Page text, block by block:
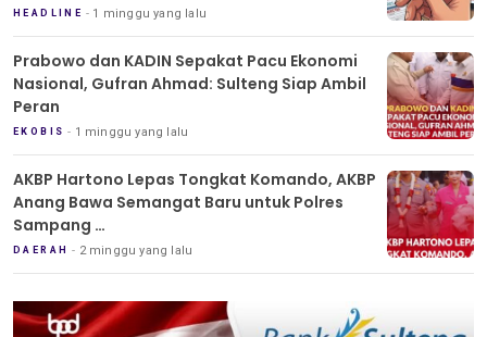
HEADLINE 1 minggu yang lalu
Prabowo dan KADIN Sepakat Pacu Ekonomi
Nasional, Gufran Ahmad: Sulteng Siap Ambil
Peran
EKOBIS 1 minggu yang lalu
AKBP Hartono Lepas Tongkat Komando, AKBP
Anang Bawa Semangat Baru untuk Polres
Sampang
Tradisi Pedang Pora Iringi Sertijab Kapolres
Sampang
DAERAH 2 minggu yang lalu